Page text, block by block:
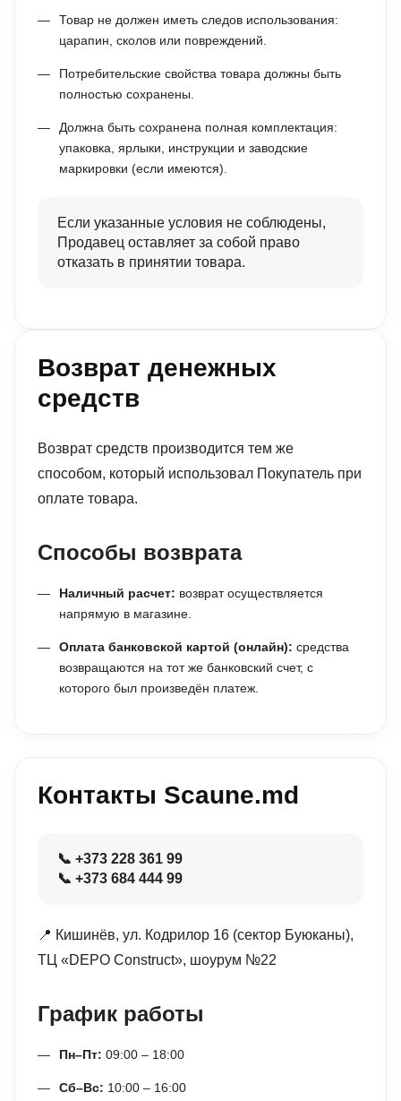
Товар не должен иметь следов использования:
царапин, сколов или повреждений.
Потребительские свойства товара должны быть
полностью сохранены.
Должна быть сохранена полная комплектация:
упаковка, ярлыки, инструкции и заводские
маркировки (если имеются).
Если указанные условия не соблюдены,
Продавец оставляет за собой право
отказать в принятии товара.
Возврат денежных
средств
Возврат средств производится тем же
способом, который использовал Покупатель при
оплате товара.
Способы возврата
Наличный расчет: возврат осуществляется
напрямую в магазине.
Оплата банковской картой (онлайн): средства
возвращаются на тот же банковский счет, с
которого был произведён платеж.
Контакты Scaune.md
📞 +373 228 361 99
📞 +373 684 444 99
📍 Кишинёв, ул. Кодрилор 16 (сектор Буюканы),
ТЦ «DEPO Construct», шоурум №22
График работы
Пн–Пт: 09:00 – 18:00
Сб–Вс: 10:00 – 16:00